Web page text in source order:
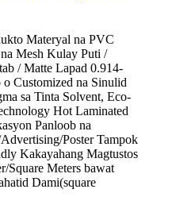
Materyal na PVC
Mesh Kulay Puti /
/ Matte Lapad 0.914-
Customized na Sinulid
sa Tinta Solvent, Eco-
Hot Laminated
Panloob na
Poster Tampok
Kakayahang Magtustos
Square Meters bawat
Dami(square